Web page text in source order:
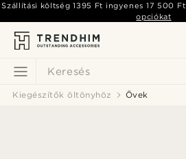
Keresés
Szállítási költség1395 Ft ingyenes 17 500 Ft
opciókat
Kiegészítők öltönyhöz Övek